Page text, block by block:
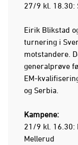
27/9 kl. 18.30:
Eirik Blikstad
turnering i
motstandere.
generalprøve
EM-
og Serbia.
Kampene:
21/9 kl. 16.30:
Mellerud